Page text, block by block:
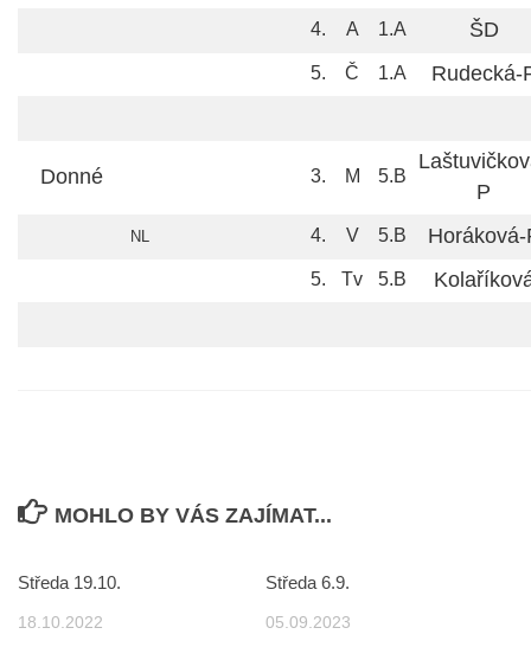
4. A 1.A ŠD
5. Č 1.A Rudecká-
Donné 3. M 5.B
P
NL 4. V 5.B Horáková-
5. Tv 5.B
MOHLO BY VÁS ZAJÍMAT...
Středa 19.10.
18.10.2022
Středa 6.9.
05.09.2023